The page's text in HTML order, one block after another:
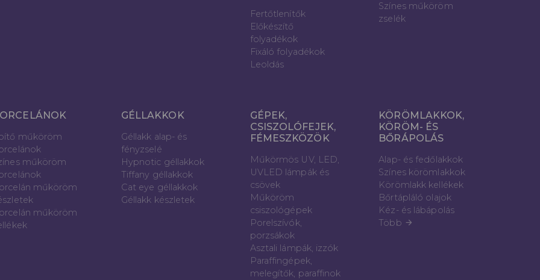
Fertőtlenítők
Előkészítő
folyadékok
Fixáló folyadékok
Leoldás
Színes műköröm
zselék
műköröm
műköröm
műköröm
műköröm
GÉLLAKKOK
Géllakk alap- és
fényzselé
Hypnotic géllakkok
Tiffany géllakkok
Cat eye géllakkok
Géllakk készletek
GÉPEK,
CSISZOLÓFEJEK,
FÉMESZKÖZÖK
Műkörmös UV, LED,
UVLED lámpák és
csövek
Műköröm
csiszológépek
Porelszívók,
porzsákok
Asztali lámpák, izzók
Paraffingépek,
melegítők, paraffinok
KÖRÖMLAKKOK,
KÖRÖM- ÉS
BŐRÁPOLÁS
Alap- és fedőlakkok
Színes körömlakkok
Körömlakk kellékek
Bőrtápláló olajok
Kéz- és lábápolás
Több arrow_forward